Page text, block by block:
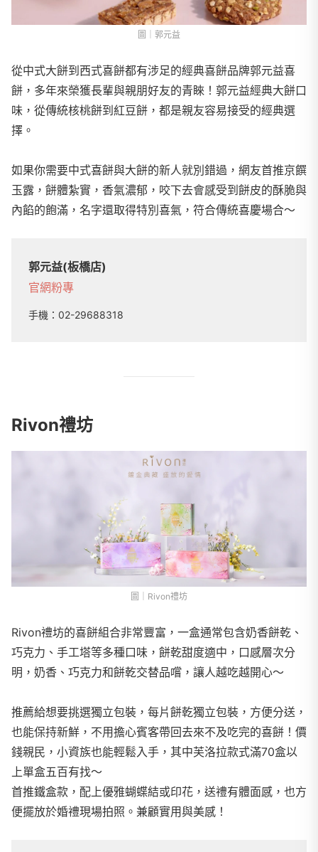
圖｜郭元益
從中式大餅到西式喜餅都有涉足的經典喜餅品牌郭元益喜
餅，多年來榮獲長輩與親朋好友的青睞！郭元益經典大餅口
味，從傳統核桃餅到紅豆餅，都是親友容易接受的經典選
擇。
如果你需要中式喜餅與大餅的新人就別錯過，網友首推京饌
玉露，餅體紮實，香氣濃郁，咬下去會感受到餅皮的酥脆與
內餡的飽滿，名字還取得特別喜氣，符合傳統喜慶場合～
郭元益(板橋店)
官網粉專
手機： 02-29688318
Rivon禮坊
圖｜Rivon禮坊
Rivon禮坊的喜餅組合非常豐富，一盒通常包含奶香餅乾、
巧克力、手工塔等多種口味，餅乾甜度適中，口感層次分
明，奶香、巧克力和餅乾交替品嚐，讓人越吃越開心～
推薦給想要挑選獨立包裝，每片餅乾獨立包裝，方便分送，
也能保持新鮮，不用擔心賓客帶回去來不及吃完的喜餅！價
錢親民，小資族也能輕鬆入手，其中芙洛拉款式滿70盒以
上單盒五百有找～
首推鐵盒款，配上優雅蝴蝶結或印花，送禮有體面感，也方
便擺放於婚禮現場拍照。兼顧實用與美感！